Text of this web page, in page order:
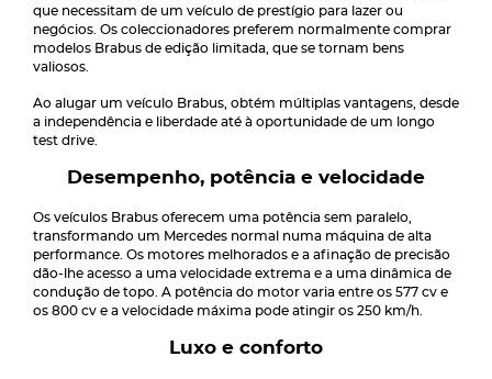
que necessitam de um veículo de prestígio para lazer ou
negócios. Os coleccionadores preferem normalmente comprar
modelos Brabus de edição limitada, que se tornam bens
valiosos.
Ao alugar um veículo Brabus, obtém múltiplas vantagens, desde
a independência e liberdade até à oportunidade de um longo
test drive.
Desempenho, potência e velocidade
Os veículos Brabus oferecem uma potência sem paralelo,
transformando um Mercedes normal numa máquina de alta
performance. Os motores melhorados e a afinação de precisão
dão-lhe acesso a uma velocidade extrema e a uma dinâmica de
condução de topo. A potência do motor varia entre os 577 cv e
os 800 cv e a velocidade máxima pode atingir os 250 km/h.
Luxo e conforto